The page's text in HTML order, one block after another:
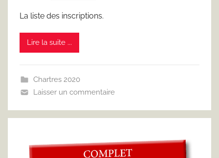
r
u
s
La liste des inscriptions.
Lire la suite ...
Chartres 2020
Laisser un commentaire